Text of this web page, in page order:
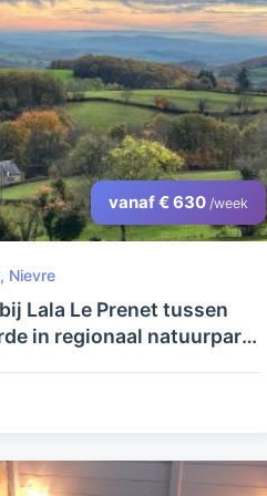
vanaf € 630 /week
Nievre
Lala Le Prenet tussen
in regionaal natuurpark